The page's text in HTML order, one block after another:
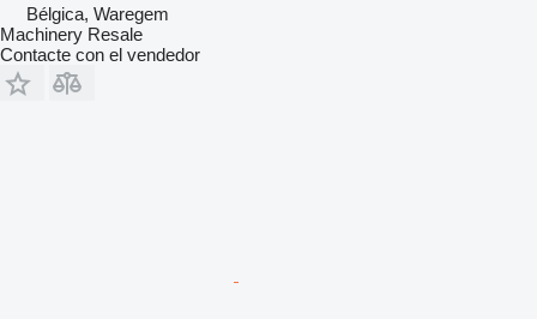
Bélgica, Waregem
Machinery Resale
Contacte con el vendedor